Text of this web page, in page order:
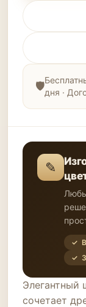
дня ·
✎
✓
✓
Элегантный
сочетает